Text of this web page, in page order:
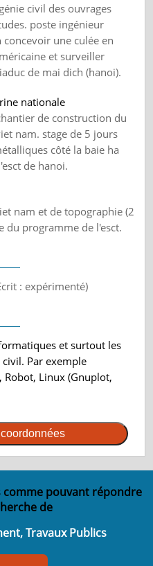
civil des ouvrages
poste ingénieur
une culée en
et surveiller
de mai dich (hanoi).
nationale
de construction du
nam. stage de 5 jours
côté la baie ha
de hanoi.
nam et de topographie (2
du programme de l'esct.
: expérimenté)
et surtout les
Par exemple
Robot, Linux (Gnuplot,
comme pouvant répondre
de
Travaux Publics